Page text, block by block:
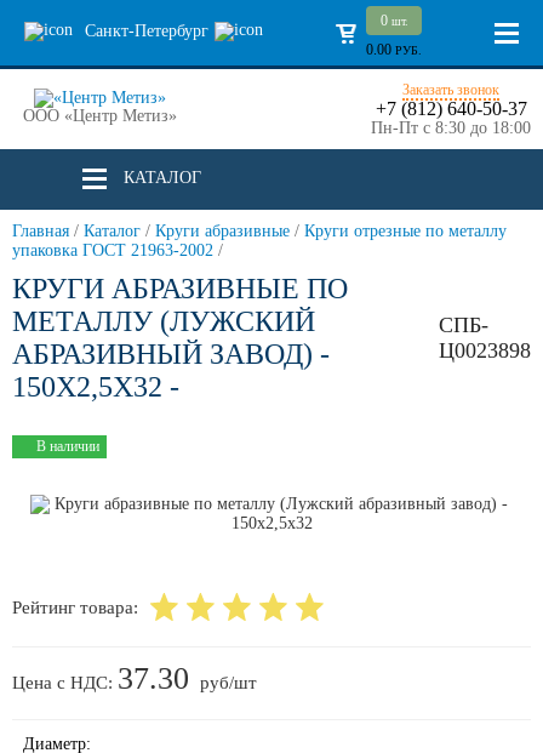
Санкт-Петербург
0 шт.
0.00 РУБ.
ООО «Центр Метиз»
Заказать звонок
+7 (812) 640-50-37
Пн-Пт с 8:30 до 18:00
КАТАЛОГ
Главная / Каталог / Круги абразивные / Круги отрезные по металлу
упаковка ГОСТ 21963-2002 /
КРУГИ АБРАЗИВНЫЕ ПО
МЕТАЛЛУ (ЛУЖСКИЙ
АБРАЗИВНЫЙ ЗАВОД) -
150Х2,5Х32 -
СПБ-
Ц0023898
В наличии
Рейтинг товара:
Цена с НДС: 37.30 руб/шт
Диаметр: